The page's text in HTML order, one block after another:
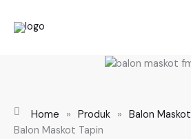
Home » Produk » Balon Maskot
Balon Maskot Tapin